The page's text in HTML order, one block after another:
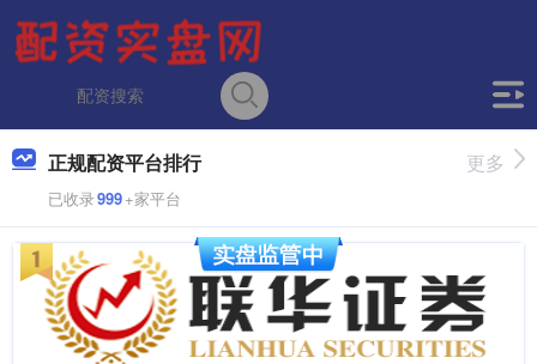
正规配资平台排行
已收录999+家平台
更多